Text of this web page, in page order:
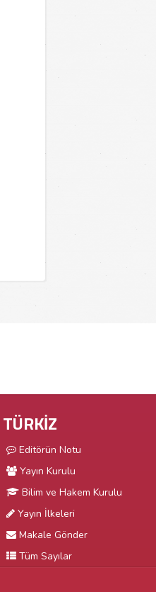
TÜRKİZ
Editörün Notu
Yayın Kurulu
Bilim ve Hakem Kurulu
Yayın İlkeleri
Makale Gönder
Tüm Sayılar